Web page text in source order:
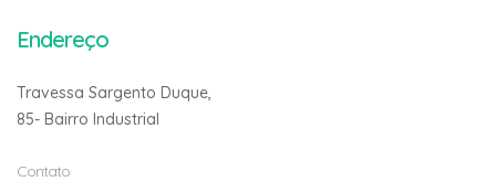
Endereço
Travessa Sargento Duque,
85- Bairro Industrial
Contato